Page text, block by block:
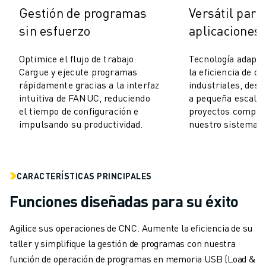
COSTE TOTAL DE PROPIEDAD DE ROBOSHOT
MÁQUINAS DE ELECTROEROSIÓN POR HILO
HARDWARE DE ROBOCUT
SOFTWARE DE ROBOCUT
MANTENIMIENTO PREVENTIVO DE ROBOCUT
SOSTENIBILIDAD DE ROBOCUT
SOLUCIONES IIOT
REGISTRO DE PRODUCTOS " PORTAL FANUC
SOLUCIONES
TODAS LAS INDUSTRIAS
AEROESPACIAL
AUTOMOCIÓN
Gestión de programas
sin esfuerzo
Optimice el flujo de trabajo:
Cargue y ejecute programas
rápidamente gracias a la interfaz
intuitiva de FANUC, reduciendo
el tiempo de configuración e
impulsando su productividad.
Versátil
aplicaciones
Tecnología
la eficiencia de
industriales,
a pequeña escala
proyectos
nuestro sistema
CARACTERÍSTICAS PRINCIPALES
Funciones diseñadas para su éxito
Agilice sus operaciones de CNC. Aumente la eficiencia de su
taller y simplifique la gestión de programas con nuestra
función de operación de programas en memoria USB (Load &